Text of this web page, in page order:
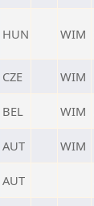
HUN WIM
CZE WIM
BEL WIM
AUT WIM
AUT